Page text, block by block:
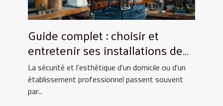
Guide complet : choisir et
entretenir ses installations de
fermeture
La sécurité et l'esthétique d'un domicile ou d'un
établissement professionnel passent souvent
par...